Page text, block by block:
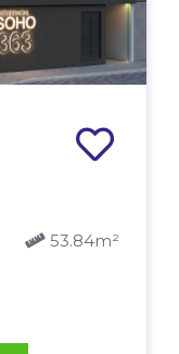
53.84m²